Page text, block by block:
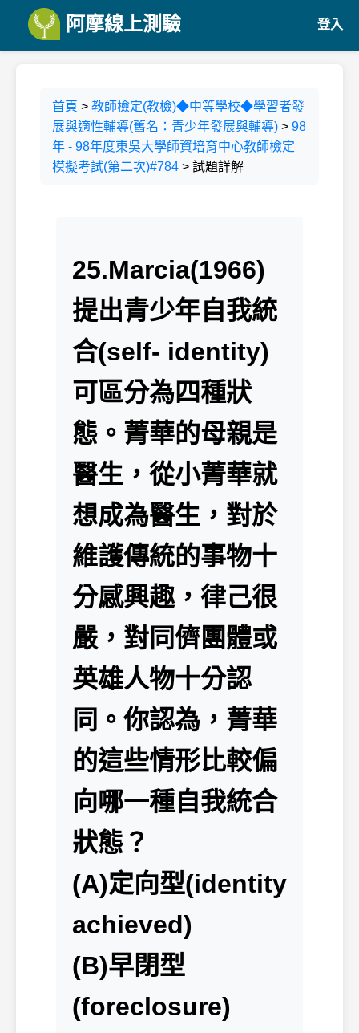
阿摩線上測驗 登入
首頁 > 教師檢定(教檢)◆中等學校◆學習者發
展與適性輔導(舊名：青少年發展與輔導) > 98
年 - 98年度東吳大學師資培育中心教師檢定
模擬考試(第二次)#784 > 試題詳解
25.Marcia(1966)
提出青少年自我統
合(self- identity)
可區分為四種狀
態。菁華的母親是
醫生，從小菁華就
想成為醫生，對於
維護傳統的事物十
分感興趣，律己很
嚴，對同儕團體或
英雄人物十分認
同。你認為，菁華
的這些情形比較偏
向哪一種自我統合
狀態？
(A)定向型(identity
achieved)
(B)早閉型
(foreclosure)